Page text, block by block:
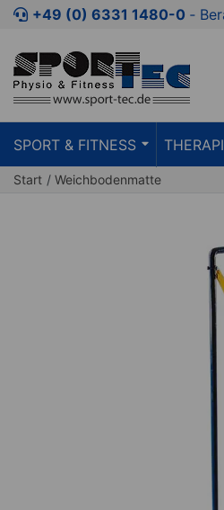
Zum Kaufbereich springen Zur
+49 (0) 6331 1480-0 ‐
SPORT & FITNESS
Start Weichbodenmatte